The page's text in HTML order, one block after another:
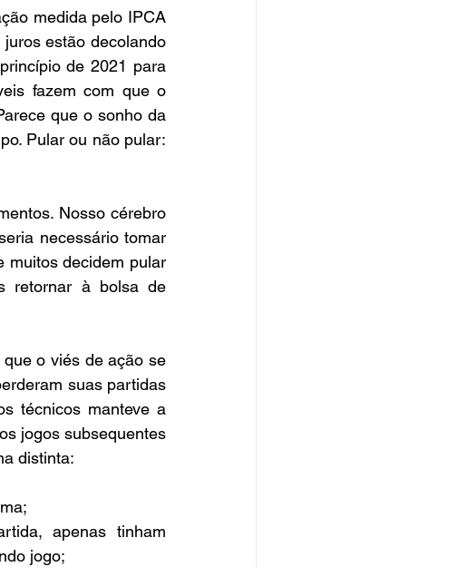
medida pelo IPCA
estão decolando
de 2021 para
fazem com que o
que o sonho da
Pular ou não pular:
Nosso cérebro
necessário tomar
muitos decidem pular
retornar à bolsa de
o viés de ação se
suas partidas
técnicos manteve a
jogos subsequentes
distinta:
apenas tinham
jogo;